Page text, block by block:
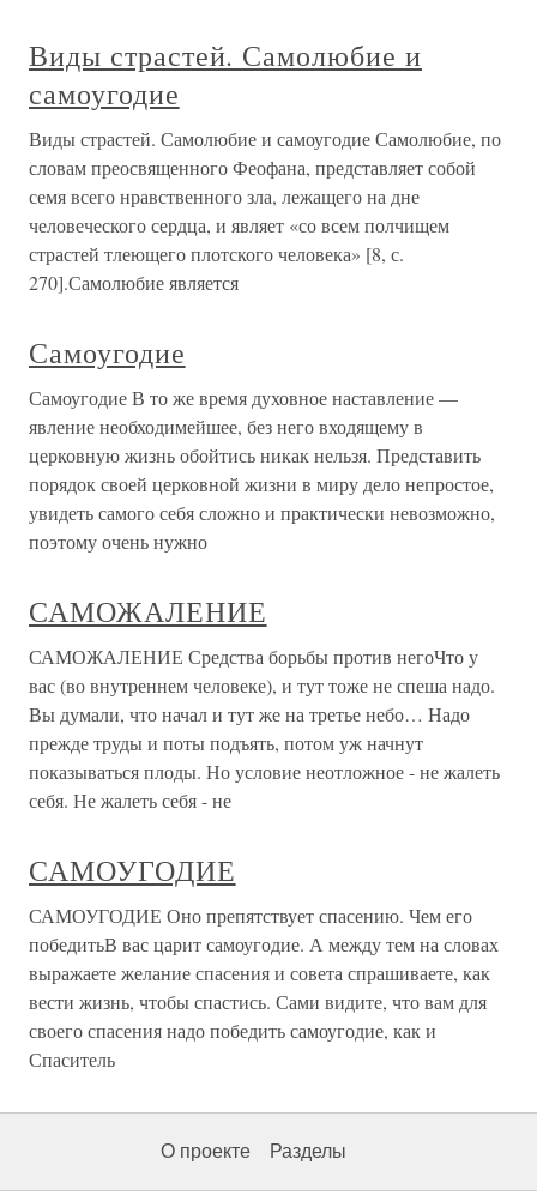
Виды страстей. Самолюбие и
самоугодие
Виды страстей. Самолюбие и самоугодие Самолюбие, по
словам преосвященного Феофана, представляет собой
семя всего нравственного зла, лежащего на дне
человеческого сердца, и являет «со всем полчищем
страстей тлеющего плотского человека» [8, с.
270].Самолюбие является
Самоугодие
Самоугодие В то же время духовное наставление —
явление необходимейшее, без него входящему в
церковную жизнь обойтись никак нельзя. Представить
порядок своей церковной жизни в миру дело непростое,
увидеть самого себя сложно и практически невозможно,
поэтому очень нужно
САМОЖАЛЕНИЕ
САМОЖАЛЕНИЕ Средства борьбы против негоЧто у
вас (во внутреннем человеке), и тут тоже не спеша надо.
Вы думали, что начал и тут же на третье небо… Надо
прежде труды и поты подъять, потом уж начнут
показываться плоды. Но условие неотложное - не жалеть
себя. Не жалеть себя - не
САМОУГОДИЕ
САМОУГОДИЕ Оно препятствует спасению. Чем его
победитьВ вас царит самоугодие. А между тем на словах
выражаете желание спасения и совета спрашиваете, как
вести жизнь, чтобы спастись. Сами видите, что вам для
своего спасения надо победить самоугодие, как и
Спаситель
О проекте Разделы